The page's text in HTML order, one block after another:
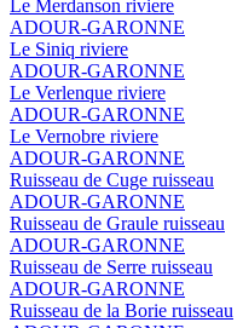
Le Merdanson riviere
ADOUR-GARONNE
Le Siniq riviere
ADOUR-GARONNE
Le Verlenque riviere
ADOUR-GARONNE
Le Vernobre riviere
ADOUR-GARONNE
Ruisseau de Cuge ruisseau
ADOUR-GARONNE
Ruisseau de Graule ruisseau
ADOUR-GARONNE
Ruisseau de Serre ruisseau
ADOUR-GARONNE
Ruisseau de la Borie ruisseau